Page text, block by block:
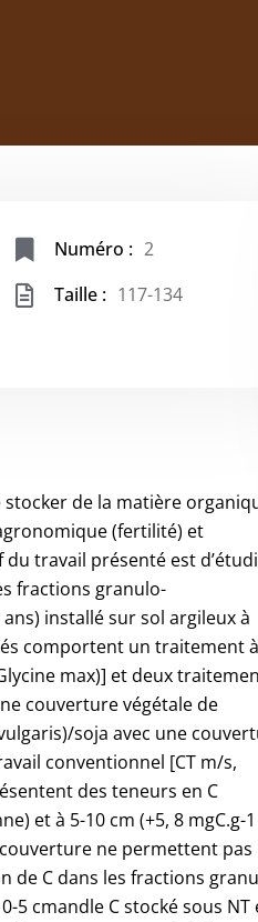
Numéro : 2
Taille : 117-134
stocker de la matière
(fertilité) et
travail présenté est
fractions granulo-
installé sur sol argileux à
comportent un traitement à
max)] et deux
couverture végétale de
soja avec une
conventionnel [CT m/s,
des teneurs en C
et à 5-10 cm (+5, 8 mgC.g-
ne permettent pas
de C dans les fractions
5 cmandle C stocké sous NT